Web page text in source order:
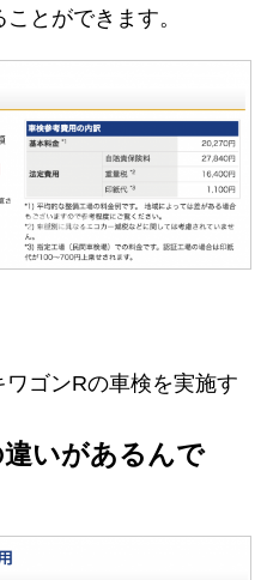
とができます。
ゴンRの車検を実施す
いがあるんで